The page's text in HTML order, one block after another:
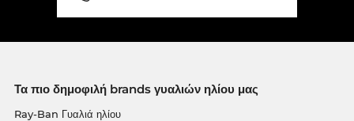
Τα πιο δημοφιλή brands γυαλιών ηλίου μας
Ray-Ban Γυαλιά ηλίου